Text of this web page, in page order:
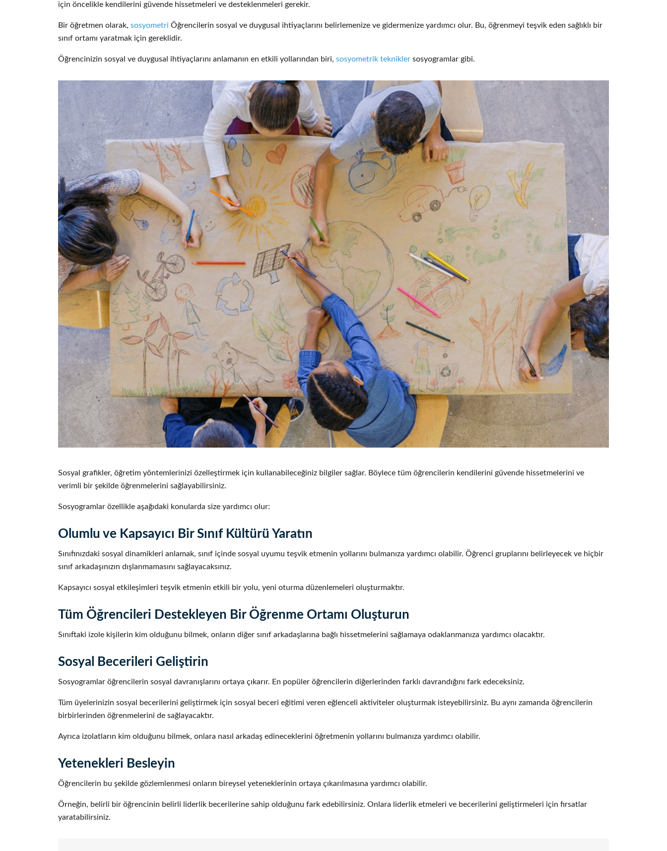
için öncelikle kendilerini güvende hissetmeleri ve desteklenmeleri gerekir.
Bir öğretmen olarak, sosyometri Öğrencilerin sosyal ve duygusal ihtiyaçlarını belirlemenize ve gidermenize yardımcı olur. Bu, öğrenmeyi teşvik eden sağlıklı bir
sınıf ortamı yaratmak için gereklidir.
Öğrencinizin sosyal ve duygusal ihtiyaçlarını anlamanın en etkili yollarından biri, sosyometrik teknikler sosyogramlar gibi.
Sosyal grafikler, öğretim yöntemlerinizi özelleştirmek için kullanabileceğiniz bilgiler sağlar. Böylece tüm öğrencilerin kendilerini güvende hissetmelerini ve
verimli bir şekilde öğrenmelerini sağlayabilirsiniz.
Sosyogramlar özellikle aşağıdaki konularda size yardımcı olur:
Olumlu ve Kapsayıcı Bir Sınıf Kültürü Yaratın
Sınıfınızdaki sosyal dinamikleri anlamak, sınıf içinde sosyal uyumu teşvik etmenin yollarını bulmanıza yardımcı olabilir. Öğrenci gruplarını belirleyecek ve hiçbir
sınıf arkadaşınızın dışlanmamasını sağlayacaksınız.
Kapsayıcı sosyal etkileşimleri teşvik etmenin etkili bir yolu, yeni oturma düzenlemeleri oluşturmaktır.
Tüm Öğrencileri Destekleyen Bir Öğrenme Ortamı Oluşturun
Sınıftaki izole kişilerin kim olduğunu bilmek, onların diğer sınıf arkadaşlarına bağlı hissetmelerini sağlamaya odaklanmanıza yardımcı olacaktır.
Sosyal Becerileri Geliştirin
Sosyogramlar öğrencilerin sosyal davranışlarını ortaya çıkarır. En popüler öğrencilerin diğerlerinden farklı davrandığını fark edeceksiniz.
Tüm üyelerinizin sosyal becerilerini geliştirmek için sosyal beceri eğitimi veren eğlenceli aktiviteler oluşturmak isteyebilirsiniz. Bu aynı zamanda öğrencilerin
birbirlerinden öğrenmelerini de sağlayacaktır.
Ayrıca izolatların kim olduğunu bilmek, onlara nasıl arkadaş edineceklerini öğretmenin yollarını bulmanıza yardımcı olabilir.
Yetenekleri Besleyin
Öğrencilerin bu şekilde gözlemlenmesi onların bireysel yeteneklerinin ortaya çıkarılmasına yardımcı olabilir.
Örneğin, belirli bir öğrencinin belirli liderlik becerilerine sahip olduğunu fark edebilirsiniz. Onlara liderlik etmeleri ve becerilerini geliştirmeleri için fırsatlar
yaratabilirsiniz.